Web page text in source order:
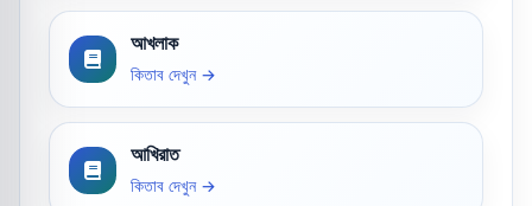
আখলাক
কিতাব দেখুন →
আখিরাত
কিতাব দেখুন →